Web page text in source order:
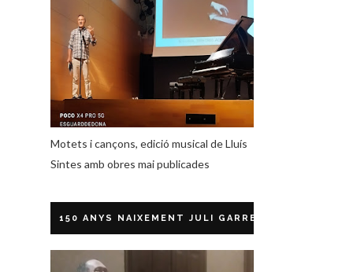
Motets i cançons, edició musical de Lluís
Sintes amb obres mai publicades
150 ANYS NAIXEMENT JULI GARRETA